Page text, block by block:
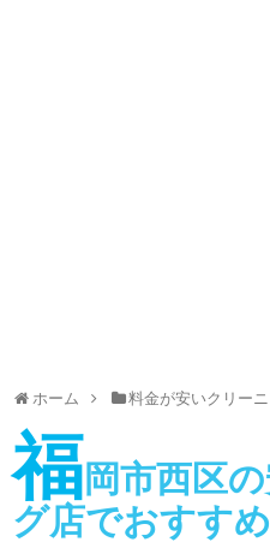
ホーム 料金が安いクリー
福岡市西区
グ店でおすす